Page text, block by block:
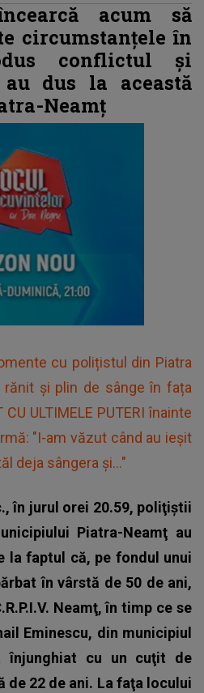
acum să
circumstanțele în
conflictul și
dus la această
Neamț
cu polițistul din Piatra
și plin de sânge în fața
ULTIMELE PUTERI înainte
"I-am văzut când au ieșit
deja sângera și..."
în jurul orei 20.59, poliţiştii
Piatra-Neamţ au
la faptul că, pe fondul unui
în vârstă de 50 de ani,
Neamţ, în timp ce se
Eminescu, din municipiul
înjunghiat cu un cuţit de
de 22 de ani. La faţa locului